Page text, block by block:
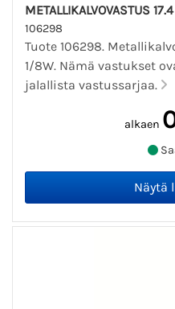
METALLIKALVOVASTUS
106298
Tuote 106298.
1/8W. Nämä vastukset
jalallista vastussarjaa.
alkaen